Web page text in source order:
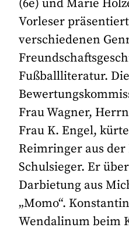
(6e) und Marie
Vorleser
verschiedenen
Fußballliteratur. Die
Frau Wagner,
Frau K. Engel,
Reimringer aus der
Schulsieger. Er
Darbietung aus
„Momo“.
Wendalinum beim